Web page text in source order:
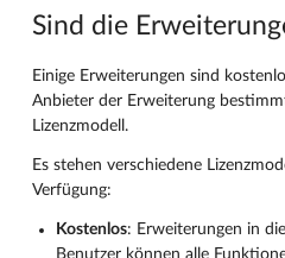
Sind die
Einige Erweiterungen sind
Anbieter der Erweiterung
Lizenzmodell.
Es stehen verschiedene
Verfügung:
Kostenlos: Erweiterungen in
Benutzer können alle